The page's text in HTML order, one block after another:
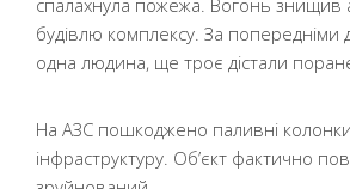
спалахнула пожежа. Вогонь знищив
будівлю комплексу. За попередніми
одна людина, ще троє дістали
На АЗС пошкоджено паливні
інфраструктуру. Об’єкт фактично